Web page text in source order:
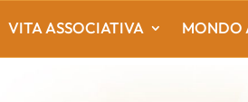
VITA ASSOCIATIVA MONDO